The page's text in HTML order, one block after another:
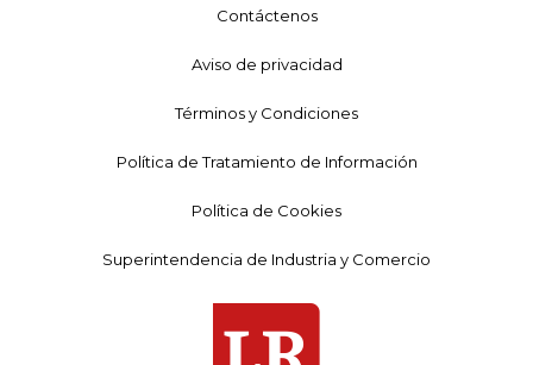
Contáctenos
Aviso de privacidad
Términos y Condiciones
Política de Tratamiento de Información
Política de Cookies
Superintendencia de Industria y Comercio